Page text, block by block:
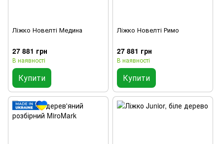
Ліжко Новелті Медина
27 881 грн
В наявності
Купити
Ліжко Новелті Римо
27 881 грн
В наявності
Купити